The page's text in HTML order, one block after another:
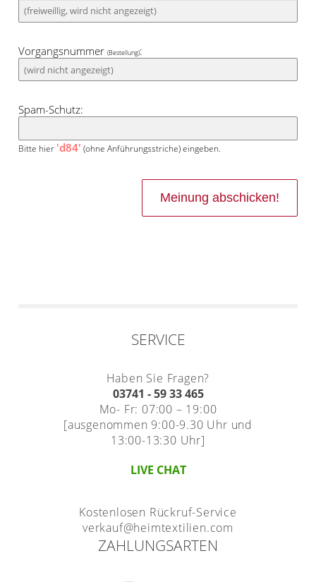
Vorgangsnummer(Bestellung):
Spam-Schutz:
Bitte hier 'd84' (ohne Anführungsstriche) eingeben.
SERVICE
Haben Sie Fragen?
03741 - 59 33 465
Mo- Fr: 07:00 – 19:00
[ausgenommen 9:00-9.30 Uhr und
13:00-13:30 Uhr]
LIVE CHAT
Kostenlosen Rückruf-Service
verkauf@heimtextilien.com
ZAHLUNGSARTEN